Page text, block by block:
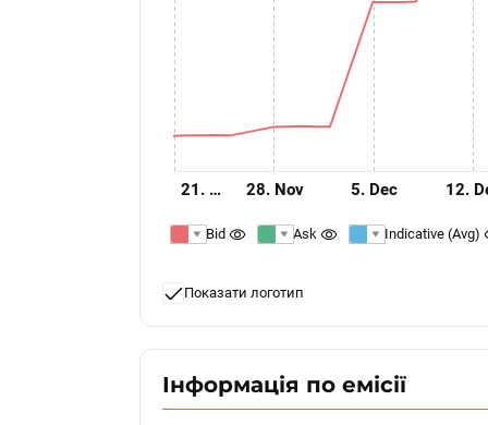
21. … 28. Nov 5. Dec 12.
Bid Ask Indicative (Avg)
Показати логотип
Інформація по емісії